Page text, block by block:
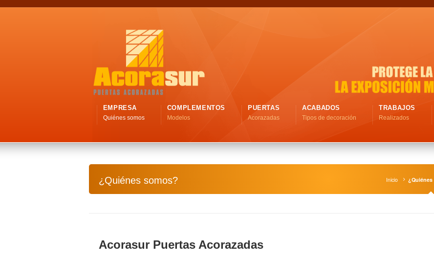
EMPRESA
Quiénes somos
COMPLEMENTOS
Modelos
PUERTAS
Acorazadas
ACABADOS
Tipos de decoración
TRABAJOS
Realizados
¿Quiénes somos? Inicio
Acorasur Puertas Acorazadas